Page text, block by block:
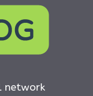
network